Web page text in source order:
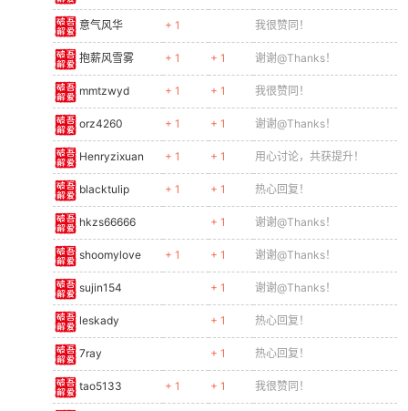
意气风华 + 1 我很赞同！
抱薪风雪雾 + 1 + 1 谢谢@Thanks！
mmtzwyd + 1 + 1 我很赞同！
orz4260 + 1 + 1 谢谢@Thanks！
Henryzixuan + 1 + 1 用心讨论，共获提升！
blacktulip + 1 + 1 热心回复！
hkzs66666 + 1 谢谢@Thanks！
shoomylove + 1 + 1 谢谢@Thanks！
sujin154 + 1 谢谢@Thanks！
leskady + 1 热心回复！
7ray + 1 热心回复！
tao5133 + 1 + 1 我很赞同！